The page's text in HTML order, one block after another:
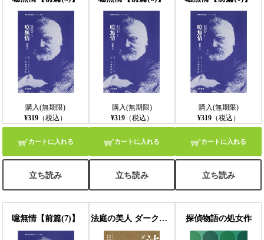
【モバイルビューア】
購入(無期限)
¥319 （税込）
カートに入れる
立ち読み
購入(無期限)
¥319（税込）
カートに入れる
立ち読み
購入(無期限)
¥319（税込）
カートに入れる
立ち読み
噫無情【前篇(7)】 法庭の美人 ダーク・デイズ【明治翻案版】 探偵物語の処女作